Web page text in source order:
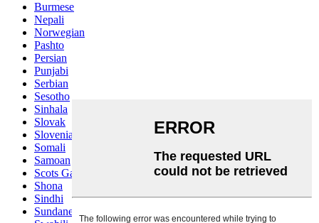
Burmese
Nepali
Norwegian
Pashto
Persian
Punjabi
Serbian
Sesotho
Sinhala
Slovak
Slovenian
Somali
Samoan
Scots Gaelic
Shona
Sindhi
Sundanese